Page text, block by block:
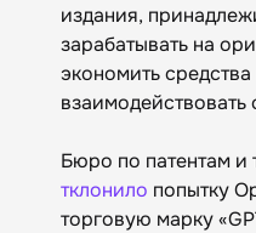
издания,
зарабатывать на
экономить
Бюро по патентам
тклонило попытку
торговую марку